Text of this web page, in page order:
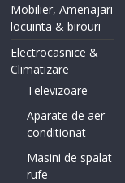
Mobilier, Amenajari
locuinta & birouri
Electrocasnice &
Climatizare
Televizoare
Aparate de aer
conditionat
Masini de spalat
rufe